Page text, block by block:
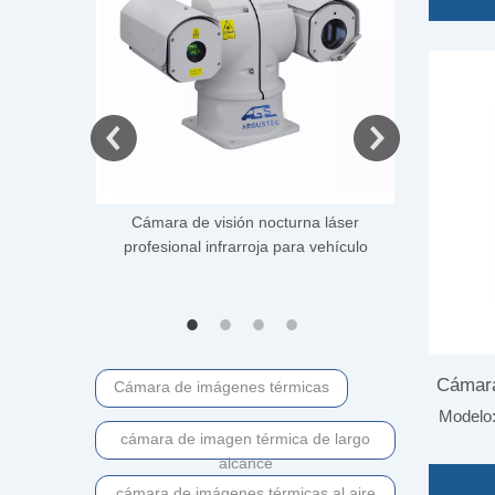
Cámara de visión nocturna láser
profesional infrarroja para vehículo
contra
Cámara de imágenes térmicas
cámara de imagen térmica de largo
alcance
Modelo: